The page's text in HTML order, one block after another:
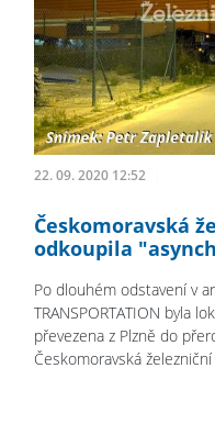
22. 09. 2020 12:52
Českomoravská
odkoupila
Po dlouhém odstavení v
TRANSPORTATION byla
převezena z Plzně do
Českomoravská